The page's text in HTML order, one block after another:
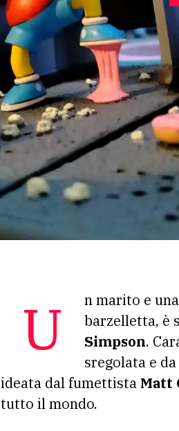
Un marito e una moglie, tre figli, un cane e un gatto. No, non è l’inizio di una
barzelletta, è
Simpson.
sregolata e
ideata dal fumettista Matt
tutto il mondo.